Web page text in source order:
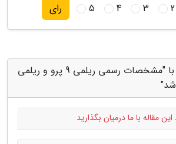
2
3
4
5 رای
دیدگاه های مرتبط با "مشخصات رسمی ریلمی 9 پرو و ریلمی
مقاله با ما درمیان بگذارید